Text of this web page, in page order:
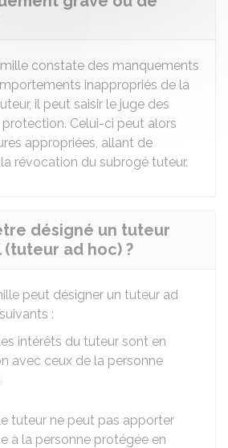
constate des manquements
inappropriés de la
il peut saisir le juge des
Celui-ci peut alors
appropriées, allant de
révocation du subrogé tuteur.
désigné un tuteur
ad hoc) ?
peut désigner un tuteur ad
:
intérêts du tuteur sont en
avec ceux de la personne
tuteur ne peut pas apporter
à la personne protégée en